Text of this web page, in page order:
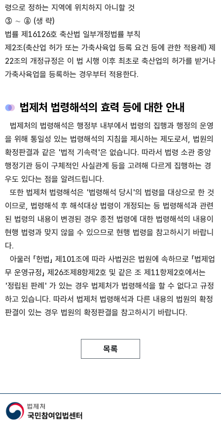
령으로 정하는 지역에 위치하지 아니할 것
③ ∼ ⑧ (생 략)
법률 제16126호 축산법 일부개정법률 부칙
제2조(축산업 허가 또는 가축사육업 등록 요건 등에 관한 적용례) 제
22조의 개정규정은 이 법 시행 이후 최초로 축산업의 허가를 받거나
가축사육업을 등록하는 경우부터 적용한다.
법제처 법령해석의 효력 등에 대한 안내
법제처의 법령해석은 행정부 내부에서 법령의 집행과 행정의 운영
을 위해 통일성 있는 법령해석의 지침을 제시하는 제도로서, 법원의
확정판결과 같은 '법적 기속력'은 없습니다. 따라서 법령 소관 중앙
행정기관 등이 구체적인 사실관계 등을 고려해 다르게 집행하는 경
우도 있다는 점을 알려드립니다.
또한 법제처 법령해석은 '법령해석 당시'의 법령을 대상으로 한 것
이므로, 법령해석 후 해석대상 법령이 개정되는 등 법령해석과 관련
된 법령의 내용이 변경된 경우 종전 법령에 대한 법령해석의 내용이
현행 법령과 맞지 않을 수 있으므로 현행 법령을 참고하시기 바랍니
다.
아울러 「헌법」 제101조에 따라 사법권은 법원에 속하므로 「법제업
무 운영규정」 제26조제8항제2호 및 같은 조 제11항제2호에서는
'정립된 판례' 가 있는 경우 법제처가 법령해석을 할 수 없다고 규정
하고 있습니다. 따라서 법제처 법령해석과 다른 내용의 법원의 확정
판결이 있는 경우 법원의 확정판결을 참고하시기 바랍니다.
목록